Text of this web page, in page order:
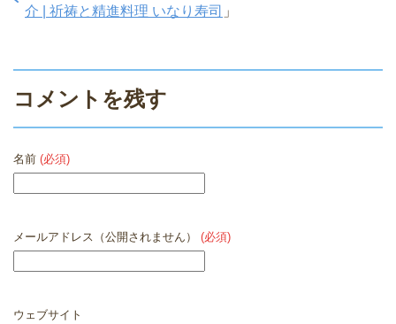
介 | 祈祷と精進料理 いなり寿司 」
コメントを残す
名前 (必須)
メールアドレス（公開されません） (必須)
ウェブサイト